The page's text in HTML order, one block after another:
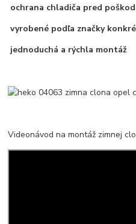
ochrana chladiča pred
vyrobené podľa značky
jednoduchá a rýchla montáž
Videonávod na montáž zimnej